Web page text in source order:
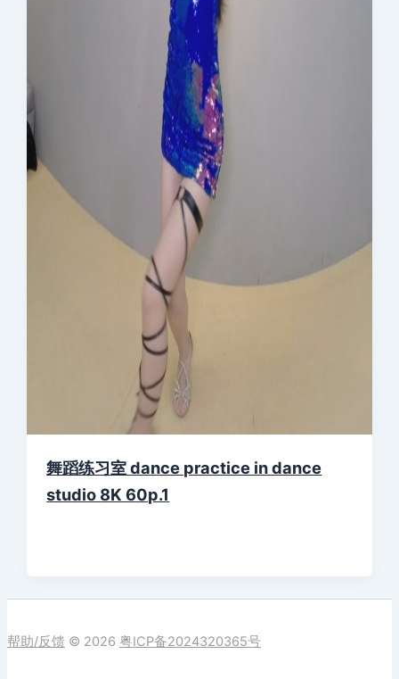
舞蹈练习室 dance practice in dance
studio 8K 60p.1
帮助/反馈 © 2026 粤ICP备2024320365号